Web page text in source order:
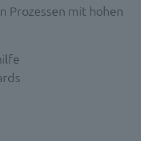
Prozessen mit hohen